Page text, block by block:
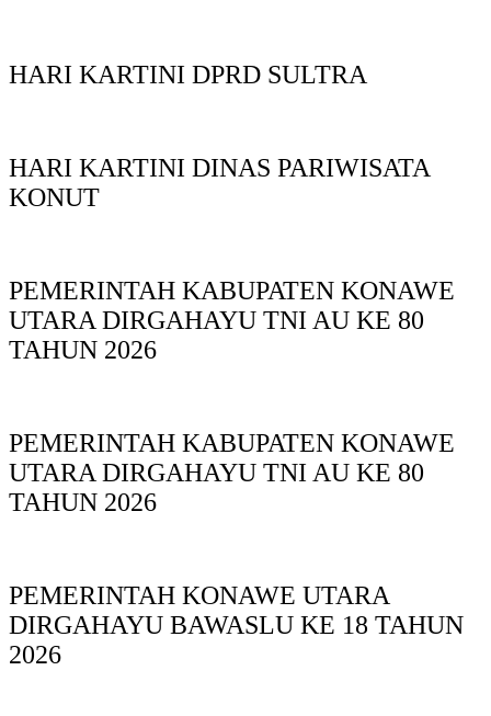
HARI KARTINI DPRD SULTRA
HARI KARTINI DINAS PARIWISATA
KONUT
PEMERINTAH KABUPATEN KONAWE
UTARA DIRGAHAYU TNI AU KE 80
TAHUN 2026
PEMERINTAH KABUPATEN KONAWE
UTARA DIRGAHAYU TNI AU KE 80
TAHUN 2026
PEMERINTAH KONAWE UTARA
DIRGAHAYU BAWASLU KE 18 TAHUN
2026